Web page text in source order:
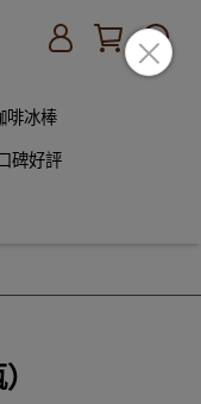
啡冰棒
碑好評